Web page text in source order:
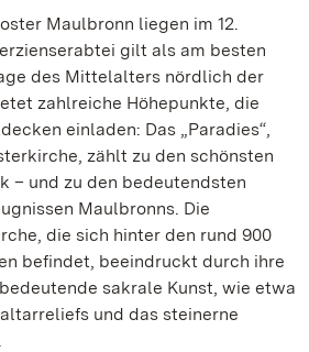
Maulbronn liegen im 12.
gilt als am besten
des Mittelalters nördlich der
zahlreiche Höhepunkte, die
einladen: Das „Paradies“,
zählt zu den schönsten
– und zu den bedeutendsten
Maulbronns. Die
die sich hinter den rund 900
befindet, beeindruckt durch ihre
sakrale Kunst, wie etwa
und das steinerne